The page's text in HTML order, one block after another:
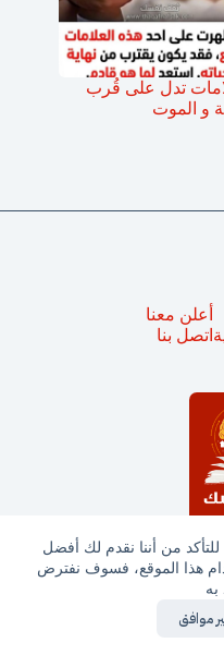
من أننا نقدم لك أفضل
هذا الموقع، فسوف نفترض
به
موافق
تدل على قُرب
و الموت
نفسك 2025
أعلن معنا
اتصل بنا